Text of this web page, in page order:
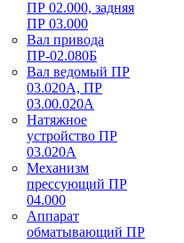
ПР 02.000, задняя
ПР 03.000
Вал привода
ПР-02.080Б
Вал ведомый ПР
03.020А, ПР
03.00.020А
Натяжное
устройство ПР
03.020A
Механизм
прессующий ПР
04.000
Аппарат
обматывающий ПР